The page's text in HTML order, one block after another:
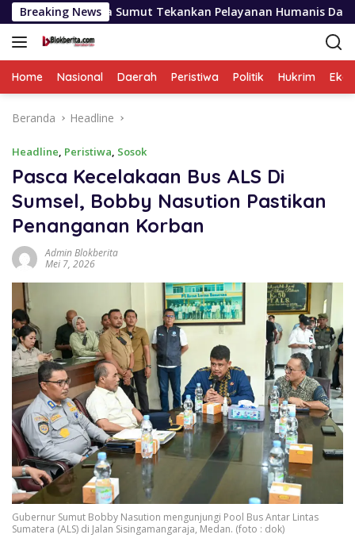
Langsung
ke
konten
Breaking News
Sumut Tekankan Pelayanan Humanis Dan Penambahan
Home Nasional Daerah Peristiwa Politik Hukrim
Beranda Headline
Headline, Peristiwa, Sosok
Pasca Kecelakaan Bus ALS Di
Sumsel, Bobby Nasution Pastikan
Penanganan Korban
Admin Blokberita
Mei 7, 2026
Gubernur Sumut Bobby Nasution mengunjungi Pool Bus Antar Lintas
Sumatera (ALS) di Jalan Sisingamangaraja, Medan. (foto : dok)